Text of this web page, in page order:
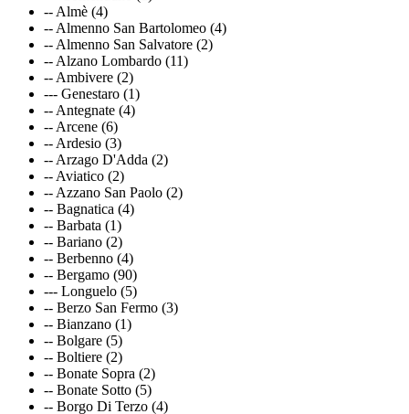
-- Almè (4)
-- Almenno San Bartolomeo (4)
-- Almenno San Salvatore (2)
-- Alzano Lombardo (11)
-- Ambivere (2)
--- Genestaro (1)
-- Antegnate (4)
-- Arcene (6)
-- Ardesio (3)
-- Arzago D'Adda (2)
-- Aviatico (2)
-- Azzano San Paolo (2)
-- Bagnatica (4)
-- Barbata (1)
-- Bariano (2)
-- Berbenno (4)
-- Bergamo (90)
--- Longuelo (5)
-- Berzo San Fermo (3)
-- Bianzano (1)
-- Bolgare (5)
-- Boltiere (2)
-- Bonate Sopra (2)
-- Bonate Sotto (5)
-- Borgo Di Terzo (4)